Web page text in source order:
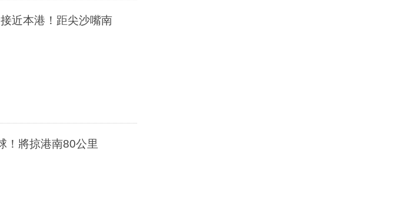
近本港！距尖沙嘴南
！將掠港南80公里